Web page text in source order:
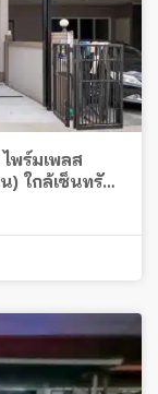
พร์มเพลส
) ใกล้เซ็นทรัล